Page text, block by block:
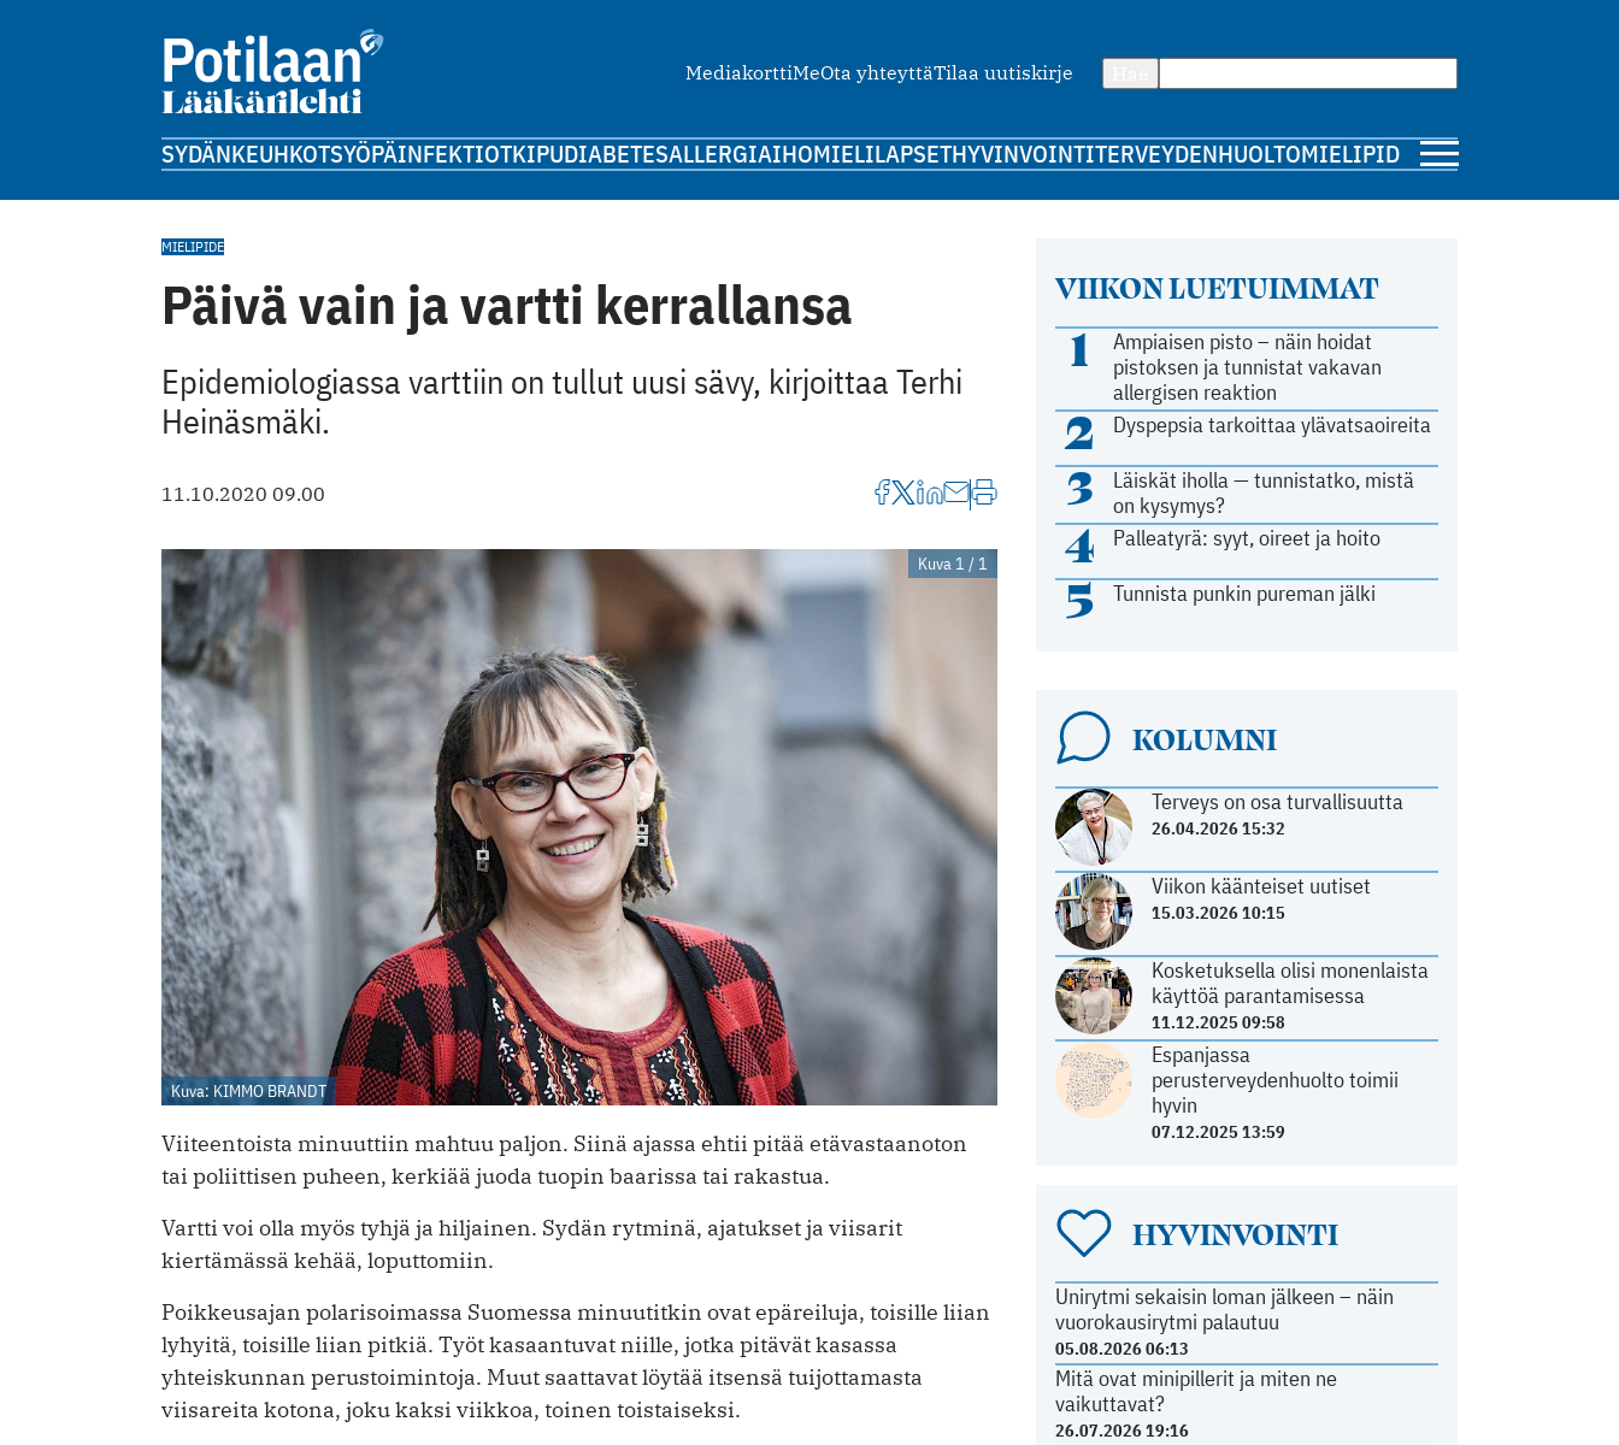
MediakorttiMeOta yhteyttäTilaa uutiskirje
SYDÄNKEUHKOTSYÖPÄINFEKTIOTKIPUDIABETESALLERGIAIHOMIELILAPSETHYVINVOINTITERVEYDENHUOLTOMIELIPIDE
VIIKON LUETUIMMAT
1
Ampiaisen pisto – näin hoidat
pistoksen ja tunnistat vakavan
allergisen reaktion
2 Dyspepsia tarkoittaa ylävatsaoireita
3
Läiskät iholla — tunnistatko, mistä
on kysymys?
4 Palleatyrä: syyt, oireet ja hoito
5 Tunnista punkin pureman jälki
KOLUMNI
Terveys on osa turvallisuutta
26.04.2026 15:32
Viikon käänteiset uutiset
15.03.2026 10:15
Kosketuksella olisi monenlaista
käyttöä parantamisessa
11.12.2025 09:58
Espanjassa
perusterveydenhuolto toimii
hyvin
07.12.2025 13:59
HYVINVOINTI
Unirytmi sekaisin loman jälkeen – näin
vuorokausirytmi palautuu
05.08.2026 06:13
Mitä ovat minipillerit ja miten ne
vaikuttavat?
26.07.2026 19:16
MIELIPIDE
Päivä vain ja vartti kerrallansa
Epidemiologiassa varttiin on tullut uusi sävy, kirjoittaa Terhi
Heinäsmäki.
11.10.2020 09.00
Kuva 1 / 1
Kuva: KIMMO BRANDT
Viiteentoista minuuttiin mahtuu paljon. Siinä ajassa ehtii pitää etävastaanoton
tai poliittisen puheen, kerkiää juoda tuopin baarissa tai rakastua.
Vartti voi olla myös tyhjä ja hiljainen. Sydän rytminä, ajatukset ja viisarit
kiertämässä kehää, loputtomiin.
Poikkeusajan polarisoimassa Suomessa minuutitkin ovat epäreiluja, toisille liian
lyhyitä, toisille liian pitkiä. Työt kasaantuvat niille, jotka pitävät kasassa
yhteiskunnan perustoimintoja. Muut saattavat löytää itsensä tuijottamasta
viisareita kotona, joku kaksi viikkoa, toinen toistaiseksi.